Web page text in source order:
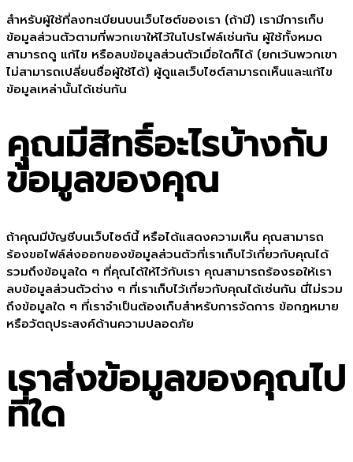
สำหรับผู้ใช้ที่ลงทะเบียนบนเว็บไซต์ของเรา (ถ้ามี) เรามีการเก็บ
ข้อมูลส่วนตัวตามที่พวกเขาให้ไว้ในโปรไฟล์เช่นกัน ผู้ใช้ทั้งหมด
สามารถดู แก้ไข หรือลบข้อมูลส่วนตัวเมื่อใดก็ได้ (ยกเว้นพวกเขา
ไม่สามารถเปลี่ยนชื่อผู้ใช้ได้) ผู้ดูแลเว็บไซต์สามารถเห็นและแก้ไข
ข้อมูลเหล่านั้นได้เช่นกัน
คุณมีสิทธิ์อะไรบ้างกับ
ข้อมูลของคุณ
ถ้าคุณมีบัญชีบนเว็บไซต์นี้ หรือได้แสดงความเห็น คุณสามารถ
ร้องขอไฟล์ส่งออกของข้อมูลส่วนตัวที่เราเก็บไว้เกี่ยวกับคุณได้
รวมถึงข้อมูลใด ๆ ที่คุณได้ให้ไว้กับเรา คุณสามารถร้องรอให้เรา
ลบข้อมูลส่วนตัวต่าง ๆ ที่เราเก็บไว้เกี่ยวกับคุณได้เช่นกัน นี่ไม่รวม
ถึงข้อมูลใด ๆ ที่เราจำเป็นต้องเก็บสำหรับการจัดการ ข้อกฎหมาย
หรือวัตถุประสงค์ด้านความปลอดภัย
เราส่งข้อมูลของคุณไป
ที่ใด